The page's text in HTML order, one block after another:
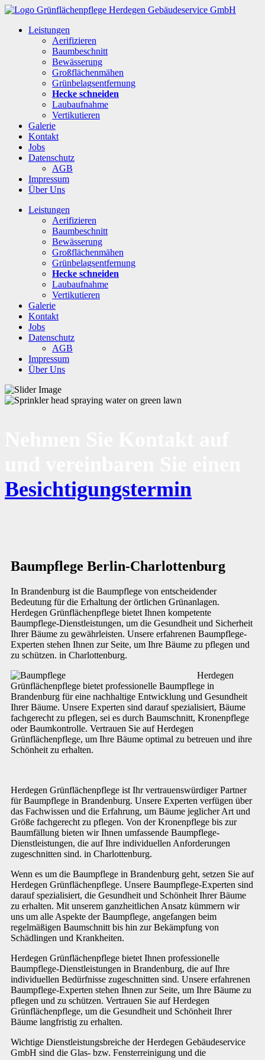
Leistungen
Aerifizieren
Baumbeschnitt
Bewässerung
Großflächenmähen
Grünbelagsentfernung
Hecke schneiden
Laubaufnahme
Vertikutieren
Galerie
Kontakt
Jobs
Datenschutz
AGB
Impressum
Über Uns
Leistungen
Aerifizieren
Baumbeschnitt
Bewässerung
Großflächenmähen
Grünbelagsentfernung
Hecke schneiden
Laubaufnahme
Vertikutieren
Galerie
Kontakt
Jobs
Datenschutz
AGB
Impressum
Über Uns
Besichtigungstermin
Baumpflege Berlin-Charlottenburg
In Brandenburg ist die Baumpflege von entscheidender
Bedeutung für die Erhaltung der örtlichen Grünanlagen.
Herdegen Grünflächenpflege bietet Ihnen kompetente
Baumpflege-Dienstleistungen, um die Gesundheit und Sicherheit
Ihrer Bäume zu gewährleisten. Unsere erfahrenen Baumpflege-
Experten stehen Ihnen zur Seite, um Ihre Bäume zu pflegen und
zu schützen. in Charlottenburg.
Herdegen
Grünflächenpflege bietet professionelle Baumpflege in
Brandenburg für eine nachhaltige Entwicklung und Gesundheit
Ihrer Bäume. Unsere Experten sind darauf spezialisiert, Bäume
fachgerecht zu pflegen, sei es durch Baumschnitt, Kronenpflege
oder Baumkontrolle. Vertrauen Sie auf Herdegen
Grünflächenpflege, um Ihre Bäume optimal zu betreuen und ihre
Schönheit zu erhalten.
Herdegen Grünflächenpflege ist Ihr vertrauenswürdiger Partner
für Baumpflege in Brandenburg. Unsere Experten verfügen über
das Fachwissen und die Erfahrung, um Bäume jeglicher Art und
Größe fachgerecht zu pflegen. Von der Kronenpflege bis zur
Baumfällung bieten wir Ihnen umfassende Baumpflege-
Dienstleistungen, die auf Ihre individuellen Anforderungen
zugeschnitten sind. in Charlottenburg.
Wenn es um die Baumpflege in Brandenburg geht, setzen Sie auf
Herdegen Grünflächenpflege. Unsere Baumpflege-Experten sind
darauf spezialisiert, die Gesundheit und Schönheit Ihrer Bäume
zu erhalten. Mit unserem ganzheitlichen Ansatz kümmern wir
uns um alle Aspekte der Baumpflege, angefangen beim
regelmäßigen Baumschnitt bis hin zur Bekämpfung von
Schädlingen und Krankheiten.
Herdegen Grünflächenpflege bietet Ihnen professionelle
Baumpflege-Dienstleistungen in Brandenburg, die auf Ihre
individuellen Bedürfnisse zugeschnitten sind. Unsere erfahrenen
Baumpflege-Experten stehen Ihnen zur Seite, um Ihre Bäume zu
pflegen und zu schützen. Vertrauen Sie auf Herdegen
Grünflächenpflege, um die Gesundheit und Schönheit Ihrer
Bäume langfristig zu erhalten.
Wichtige Dienstleistungsbreiche der Herdegen Gebäudeservice
GmbH sind die Glas- bzw. Fensterreinigung und die